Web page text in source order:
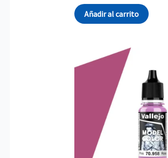
Añadir al carrito